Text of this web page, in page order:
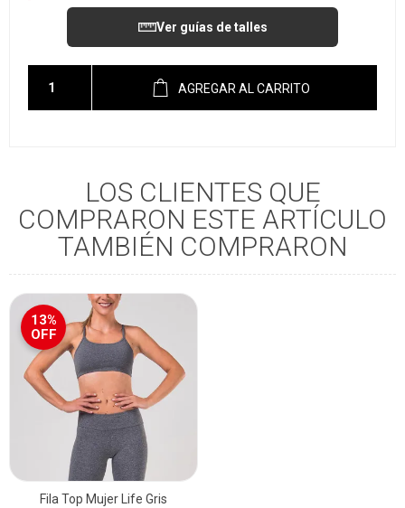
Ver guías de talles
AGREGAR AL CARRITO
LOS CLIENTES QUE
COMPRARON ESTE ARTÍCULO
TAMBIÉN COMPRARON
13%
OFF
Fila Top Mujer Life Gris